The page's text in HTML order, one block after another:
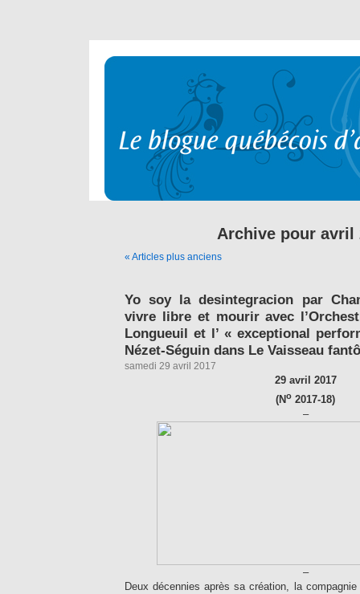
Archive pour avril
« Articles plus anciens
Yo soy la desintegracion par
vivre libre et mourir avec
Longueuil et l’ « exceptional
Nézet-Séguin dans Le Vaisseau
samedi 29 avril 2017
29 avril 2017
(No 2017-18)
–
–
Deux décennies après sa création, la